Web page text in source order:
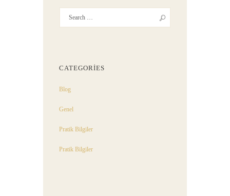
CATEGORIES
Blog
Genel
Pratik Bilgiler
Pratik Bilgiler